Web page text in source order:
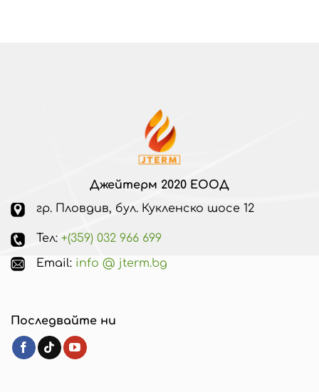
Джейтерм 2020 ЕООД
гр. Пловдив, бул. Кукленско шосе 12
Тел: +(359) 032 966 699
Email: info @ jterm.bg
Последвайте ни